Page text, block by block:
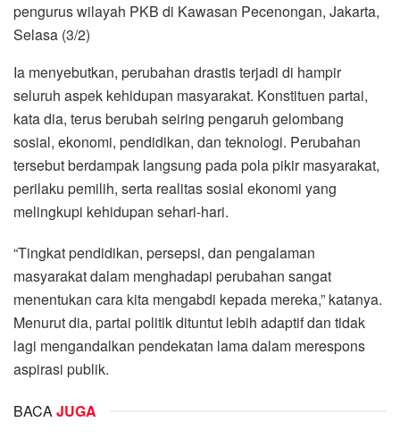
pengurus wilayah PKB di Kawasan Pecenongan, Jakarta,
Selasa (3/2)
Ia menyebutkan, perubahan drastis terjadi di hampir
seluruh aspek kehidupan masyarakat. Konstituen partai,
kata dia, terus berubah seiring pengaruh gelombang
sosial, ekonomi, pendidikan, dan teknologi. Perubahan
tersebut berdampak langsung pada pola pikir masyarakat,
perilaku pemilih, serta realitas sosial ekonomi yang
melingkupi kehidupan sehari-hari.
“Tingkat pendidikan, persepsi, dan pengalaman
masyarakat dalam menghadapi perubahan sangat
menentukan cara kita mengabdi kepada mereka,” katanya.
Menurut dia, partai politik dituntut lebih adaptif dan tidak
lagi mengandalkan pendekatan lama dalam merespons
aspirasi publik.
BACAJUGA